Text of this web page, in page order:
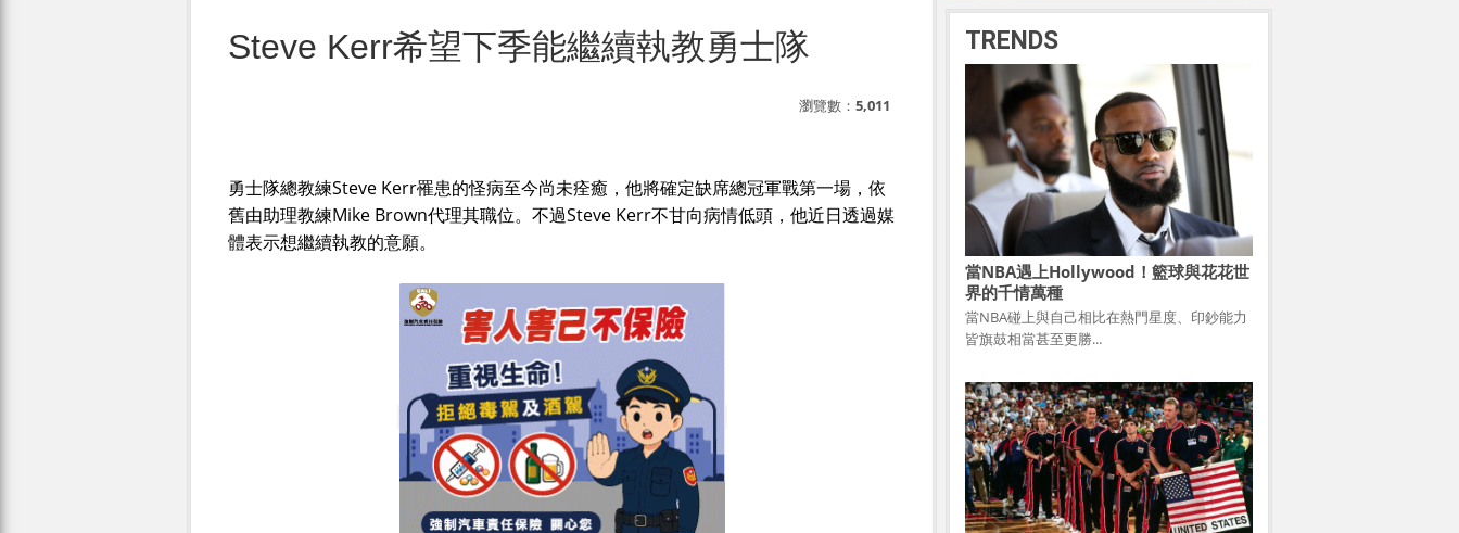
Steve Kerr希望下季能繼續執教勇士隊
瀏覽數： 5,011
勇士隊總教練Steve Kerr罹患的怪病至今尚未痊癒，他將確定缺席總冠軍戰第一場，依
舊由助理教練Mike Brown代理其職位。不過Steve Kerr不甘向病情低頭，他近日透過媒
體表示想繼續執教的意願。
TRENDS
當NBA遇上Hollywood！籃球與花花世
界的千情萬種
當NBA碰上與自己相比在熱門星度、印鈔能力
皆旗鼓相當甚至更勝...